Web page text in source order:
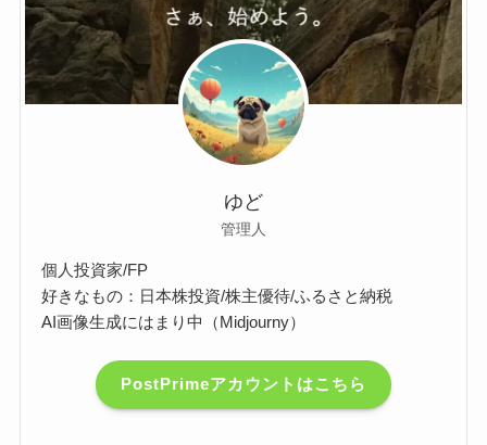
ゆど
管理人
個人投資家/FP
好きなもの：日本株投資/株主優待/ふるさと納税
AI画像生成にはまり中（Midjourny）
PostPrimeアカウントはこちら